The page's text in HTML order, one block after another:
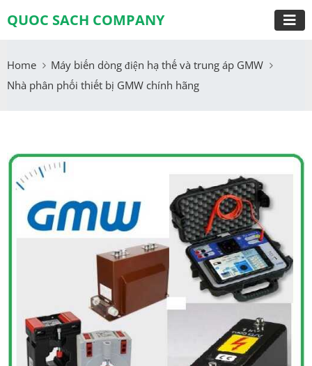
QUOC SACH COMPANY
Home
Máy biến dòng điện hạ thế và trung áp GMW
Nhà phân phối thiết bị GMW chính hãng